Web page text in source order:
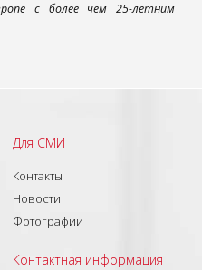
с более чем 25-летним
Для СМИ
Контакты
Новости
Фотографии
Контактная информация